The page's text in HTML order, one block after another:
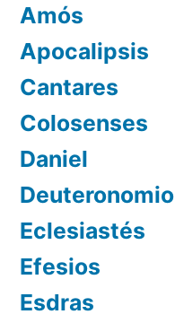
Amós
Apocalipsis
Cantares
Colosenses
Daniel
Deuteronomio
Eclesiastés
Efesios
Esdras